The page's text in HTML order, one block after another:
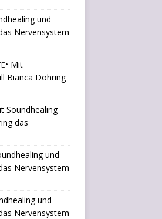
und
Nervensystem
• Mit
Bianca Döhring
Soundhealing
das
und
Nervensystem
und
Nervensystem